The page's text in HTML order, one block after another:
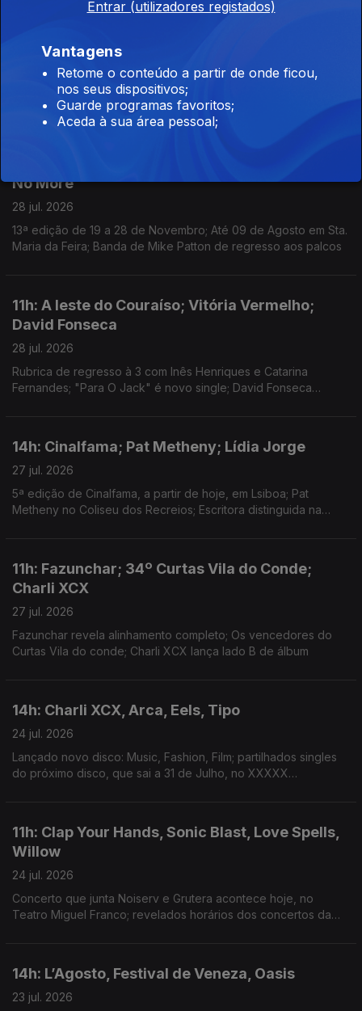
Larsson para nova versão de "Talk to Me".
29 jul. 2026
Anunciados os primeiros oito nomes do Festival Vapor;
Retrospetiva do Queer restaura obras e coloca-as em diálogo;
Morreu o DJ e produtor Kavinsky, aos 50 anos.
No More
28 jul. 2026
13ª edição de 19 a 28 de Novembro; Até 09 de Agosto em Sta.
Maria da Feira; Banda de Mike Patton de regresso aos palcos
11h: A leste do Couraíso; Vitória Vermelho;
David Fonseca
28 jul. 2026
Rubrica de regresso à 3 com Inês Henriques e Catarina
Fernandes; "Para O Jack" é novo single; David Fonseca
14h: Cinalfama; Pat Metheny; Lídia Jorge
27 jul. 2026
5ª edição de Cinalfama, a partir de hoje, em Lsiboa; Pat
Metheny no Coliseu dos Recreios; Escritora distinguida na
11h: Fazunchar; 34º Curtas Vila do Conde;
Charli XCX
27 jul. 2026
Fazunchar revela alinhamento completo; Os vencedores do
Curtas Vila do conde; Charli XCX lança lado B de álbum
14h: Charli XCX, Arca, Eels, Tipo
24 jul. 2026
Lançado novo disco: Music, Fashion, Film; partilhados singles
do próximo disco, que sai a 31 de Julho, no XXXXX
11h: Clap Your Hands, Sonic Blast, Love Spells,
Willow
24 jul. 2026
Concerto que junta Noiserv e Grutera acontece hoje, no
Teatro Miguel Franco; revelados horários dos concertos da
14h: L’Agosto, Festival de Veneza, Oasis
23 jul. 2026
Entrar (utilizadores registados)
Vantagens
Retome o conteúdo a partir de onde ficou,
nos seus dispositivos;
Guarde programas favoritos;
Aceda à sua área pessoal;